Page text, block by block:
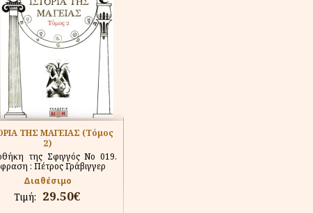
ΤΗΣ ΜΑΓΕΙΑΣ (Τόμος
2)
της Σφιγγός Νο 019.
: Πέτρος Γράβιγγερ
Διαθέσιμο
Τιμή: 29.50€